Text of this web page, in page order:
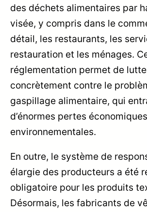
des déchets alimentaires par
visée, y compris dans le
détail, les restaurants, les
restauration et les ménages.
réglementation permet de
concrètement contre le
gaspillage alimentaire, qui
d’énormes pertes
environnementales.
En outre, le système de
élargie des producteurs a été
obligatoire pour les produits
Désormais, les fabricants de